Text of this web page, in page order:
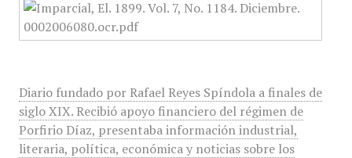
Diario fundado por Rafael Reyes Spíndola a finales de
siglo XIX. Recibió apoyo financiero del régimen de
Porfirio Díaz, presentaba información industrial,
literaria, política, económica y noticias sobre los